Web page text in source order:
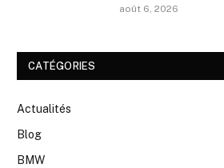
août 6, 2026
CATÉGORIES
Actualités
Blog
BMW